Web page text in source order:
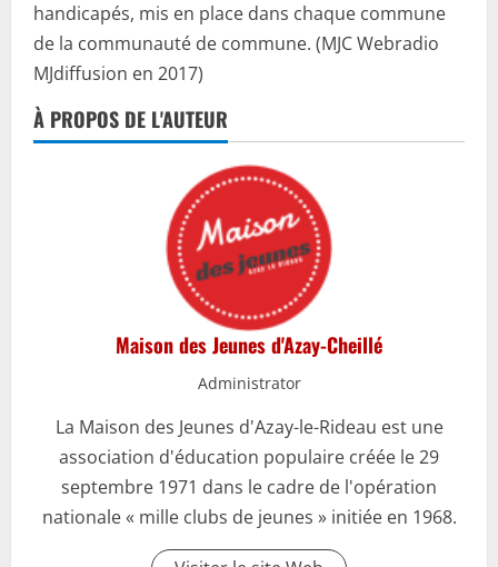
handicapés, mis en place dans chaque commune
de la communauté de commune. (MJC Webradio
MJdiffusion en 2017)
À PROPOS DE L'AUTEUR
Maison des Jeunes d'Azay-Cheillé
Administrator
La Maison des Jeunes d'Azay-le-Rideau est une
association d'éducation populaire créée le 29
septembre 1971 dans le cadre de l'opération
nationale « mille clubs de jeunes » initiée en 1968.